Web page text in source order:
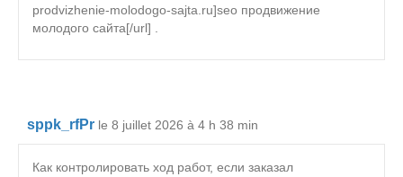
prodvizhenie-molodogo-sajta.ru]seo продвижение
молодого сайта[/url] .
sppk_rfPr le 8 juillet 2026 à 4 h 38 min
Как контролировать ход работ, если заказал